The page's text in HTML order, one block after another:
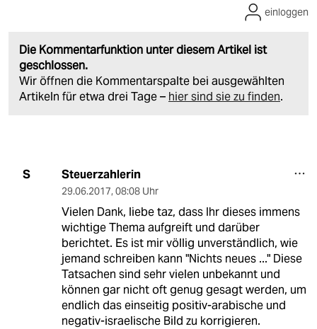
Die Kommentarfunktion unter diesem Artikel ist
geschlossen.
Wir öffnen die Kommentarspalte bei ausgewählten
Artikeln für etwa drei Tage – hier sind sie zu finden.
einloggen
S Steuerzahlerin
29.06.2017, 08:08 Uhr
Vielen Dank, liebe taz, dass Ihr dieses immens
wichtige Thema aufgreift und darüber
berichtet. Es ist mir völlig unverständlich, wie
jemand schreiben kann "Nichts neues ..." Diese
Tatsachen sind sehr vielen unbekannt und
können gar nicht oft genug gesagt werden, um
endlich das einseitig positiv-arabische und
negativ-israelische Bild zu korrigieren.